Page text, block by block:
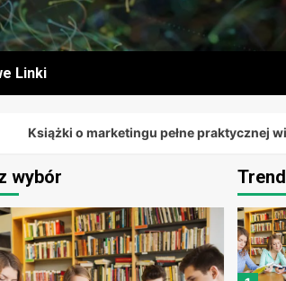
Linki
o marketingu pełne praktycznej wiedzy
wybór Trend
5